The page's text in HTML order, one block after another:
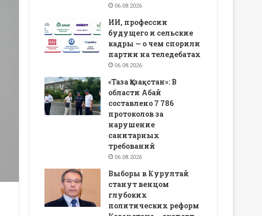
06.08.2026
ИИ, профессии
будущего и сельские
кадры — о чем спорили
партии на теледебатах
06.08.2026
«Таза Қазақстан»: В
области Абай
составлено 7 786
протоколов за
нарушение
санитарных
требований
06.08.2026
Выборы в Курултай
станут венцом
глубоких
политических реформ